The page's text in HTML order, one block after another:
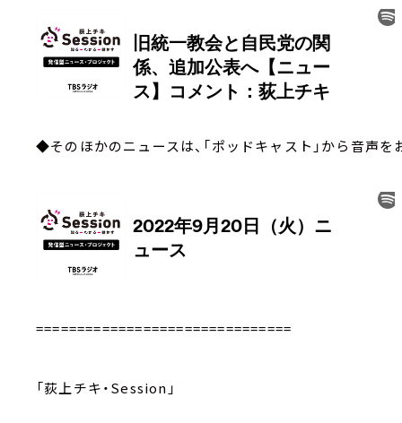
◆そのほかのニュースは、「ポッドキャスト」から音声を
===============================
「荻上チキ・Session」